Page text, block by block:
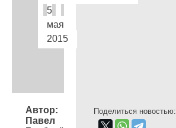
5
мая
2015
Автор:
Павел
Поделиться новостью: